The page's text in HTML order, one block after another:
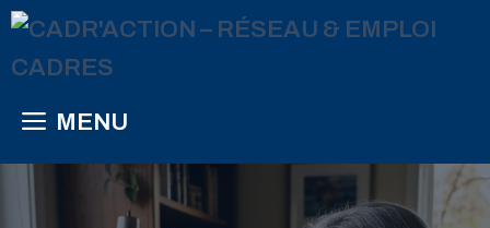
Aller
contenu
MENU